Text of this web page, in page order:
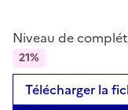
Niveau de
21%
Télécharger la